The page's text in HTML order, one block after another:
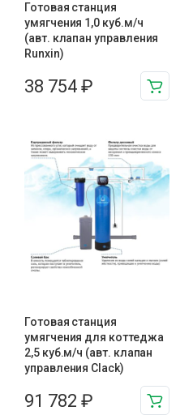
Готовая станция
умягчения 1,0 куб.м/ч
(авт. клапан управления
Runxin)
38 754 ₽
Готовая станция
умягчения для коттеджа
2,5 куб.м/ч (авт. клапан
управления Clack)
91 782 ₽